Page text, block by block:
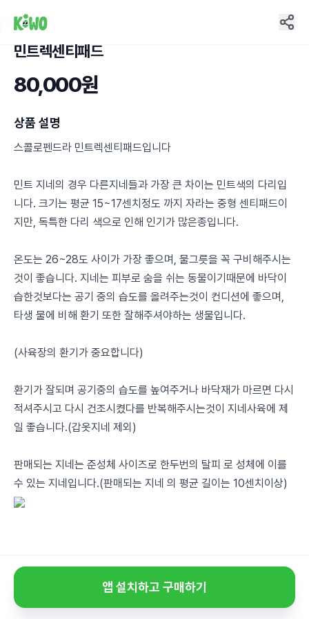
민트렉센티패드
80,000원
상품 설명
스콜로펜드라 민트렉센티패드입니다
민트 지네의 경우 다른지네들과 가장 큰 차이는 민트색의 다리입
니다. 크기는 평균 15~17센치정도 까지 자라는 중형 센티패드이
지만, 독특한 다리 색으로 인해 인기가 많은종입니다.
온도는 26~28도 사이가 가장 좋으며, 물그릇을 꼭 구비해주시는
것이 좋습니다. 지네는 피부로 숨을 쉬는 동물이기때문에 바닥이
습한것보다는 공기 중의 습도를 올려주는것이 컨디션에 좋으며,
타생 물에 비해 환기 또한 잘해주셔야하는 생물입니다.
(사육장의 환기가 중요합니다)
환기가 잘되며 공기중의 습도를 높여주거나 바닥재가 마르면 다시
적셔주시고 다시 건조시켰다를 반복해주시는것이 지네사육에 제
일 좋습니다.(갑옷지네 제외)
판매되는 지네는 준성체 사이즈로 한두번의 탈피 로 성체에 이를
수 있는 지네입니다.(판매되는 지네 의 평균 길이는 10센치이상)
앱 설치하고 구매하기